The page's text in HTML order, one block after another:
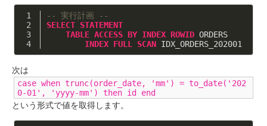
-- 実行計画 --
SELECT STATEMENT
TABLE ACCESS BY INDEX ROWID ORDERS
INDEX FULL SCAN IDX_ORDERS_202001
次は
case when trunc(order_date, 'mm') = to_date('202
0-01', 'yyyy-mm') then id end
という形式で値を取得します。